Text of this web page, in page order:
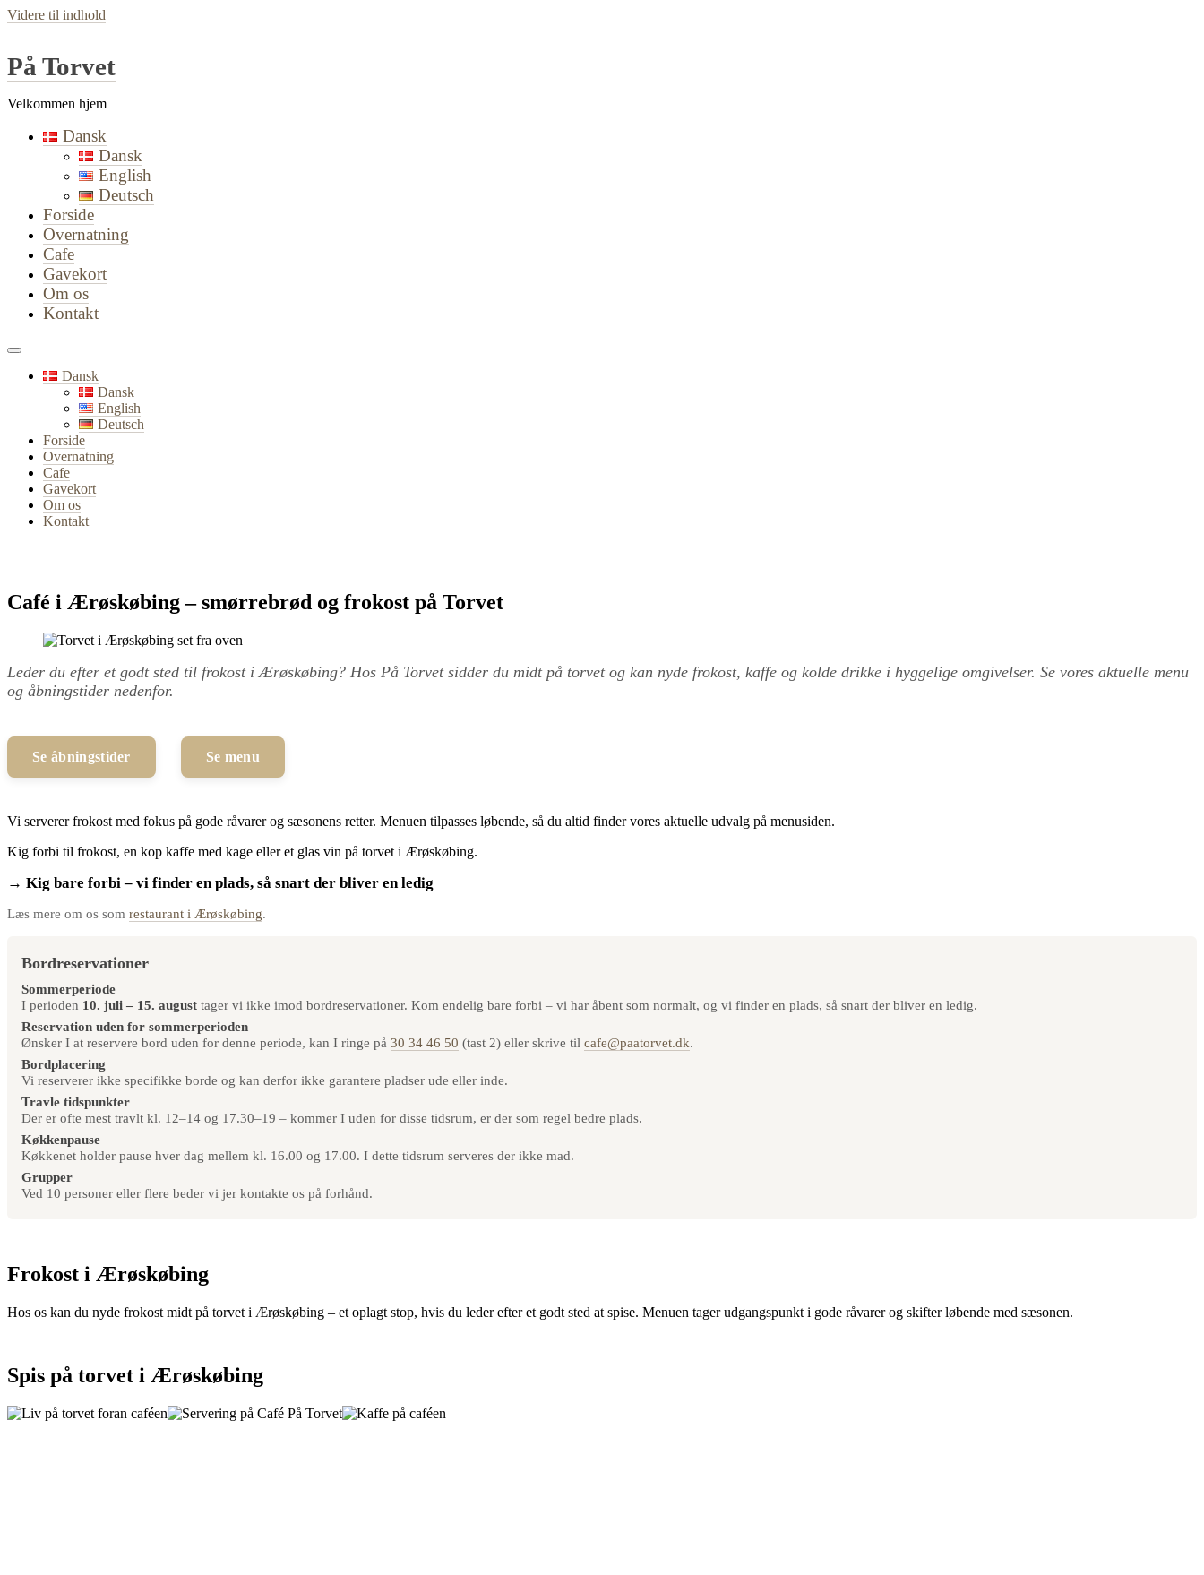
Videre til indhold
På Torvet
Velkommen hjem
Dansk
Dansk
English
Deutsch
Forside
Overnatning
Cafe
Gavekort
Om os
Kontakt
Dansk
Dansk
English
Deutsch
Forside
Overnatning
Cafe
Gavekort
Om os
Kontakt
Café i Ærøskøbing – smørrebrød og frokost på Torvet
Leder du efter et godt sted til frokost i Ærøskøbing? Hos På Torvet sidder du midt på torvet og kan nyde frokost, kaffe og kolde drikke i hyggelige omgivelser. Se vores aktuelle menu
og åbningstider nedenfor.
Se åbningstider Se menu
Vi serverer frokost med fokus på gode råvarer og sæsonens retter. Menuen tilpasses løbende, så du altid finder vores aktuelle udvalg på menusiden.
Kig forbi til frokost, en kop kaffe med kage eller et glas vin på torvet i Ærøskøbing.
→ Kig bare forbi – vi finder en plads, så snart der bliver en ledig
Læs mere om os som restaurant i Ærøskøbing.
Bordreservationer
Sommerperiode
I perioden 10. juli – 15. august tager vi ikke imod bordreservationer. Kom endelig bare forbi – vi har åbent som normalt, og vi finder en plads, så snart der bliver en ledig.
Reservation uden for sommerperioden
Ønsker I at reservere bord uden for denne periode, kan I ringe på 30 34 46 50 (tast 2) eller skrive til cafe@paatorvet.dk.
Bordplacering
Vi reserverer ikke specifikke borde og kan derfor ikke garantere pladser ude eller inde.
Travle tidspunkter
Der er ofte mest travlt kl. 12–14 og 17.30–19 – kommer I uden for disse tidsrum, er der som regel bedre plads.
Køkkenpause
Køkkenet holder pause hver dag mellem kl. 16.00 og 17.00. I dette tidsrum serveres der ikke mad.
Grupper
Ved 10 personer eller flere beder vi jer kontakte os på forhånd.
Frokost i Ærøskøbing
Hos os kan du nyde frokost midt på torvet i Ærøskøbing – et oplagt stop, hvis du leder efter et godt sted at spise. Menuen tager udgangspunkt i gode råvarer og skifter løbende med sæsonen.
Spis på torvet i Ærøskøbing